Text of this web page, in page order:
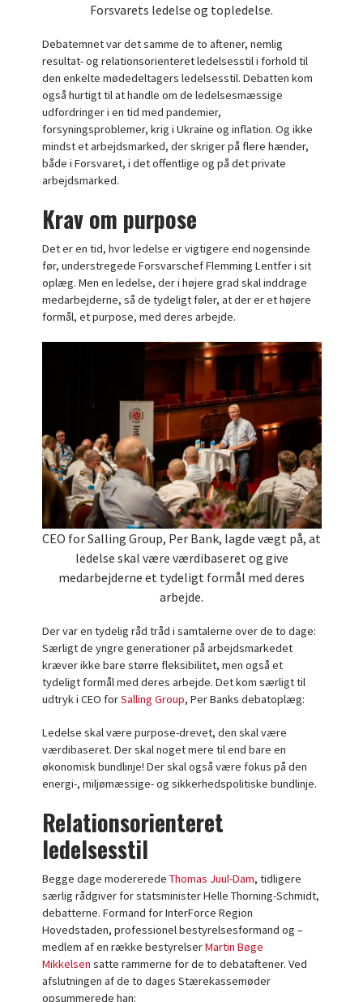
Forsvarets ledelse og topledelse.
Debatemnet var det samme de to aftener, nemlig
resultat- og relationsorienteret ledelsesstil i forhold til
den enkelte mødedeltagers ledelsesstil. Debatten kom
også hurtigt til at handle om de ledelsesmæssige
udfordringer i en tid med pandemier,
forsyningsproblemer, krig i Ukraine og inflation. Og ikke
mindst et arbejdsmarked, der skriger på flere hænder,
både i Forsvaret, i det offentlige og på det private
arbejdsmarked.
Krav om purpose
Det er en tid, hvor ledelse er vigtigere end nogensinde
før, understregede Forsvarschef Flemming Lentfer i sit
oplæg. Men en ledelse, der i højere grad skal inddrage
medarbejderne, så de tydeligt føler, at der er et højere
formål, et purpose, med deres arbejde.
CEO for Salling Group, Per Bank, lagde vægt på, at
ledelse skal være værdibaseret og give
medarbejderne et tydeligt formål med deres
arbejde.
Der var en tydelig råd tråd i samtalerne over de to dage:
Særligt de yngre generationer på arbejdsmarkedet
kræver ikke bare større fleksibilitet, men også et
tydeligt formål med deres arbejde. Det kom særligt til
udtryk i CEO forSalling Group, Per Banks debatoplæg:
Ledelse skal være purpose-drevet, den skal være
værdibaseret. Der skal noget mere til end bare en
økonomisk bundlinje! Der skal også være fokus på den
energi-, miljømæssige- og sikkerhedspolitiske bundlinje.
Relationsorienteret
ledelsesstil
Begge dage modererede Thomas Juul-Dam, tidligere
særlig rådgiver for statsminister Helle Thorning-Schmidt,
debatterne. Formand for InterForce Region
Hovedstaden, professionel bestyrelsesformand og –
medlem af en række bestyrelserMartin Bøge
Mikkelsen satte rammerne for de to debataftener. Ved
afslutningen af de to dages Stærekassemøder
opsummerede han: